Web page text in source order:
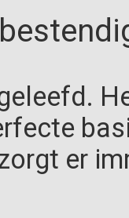
er